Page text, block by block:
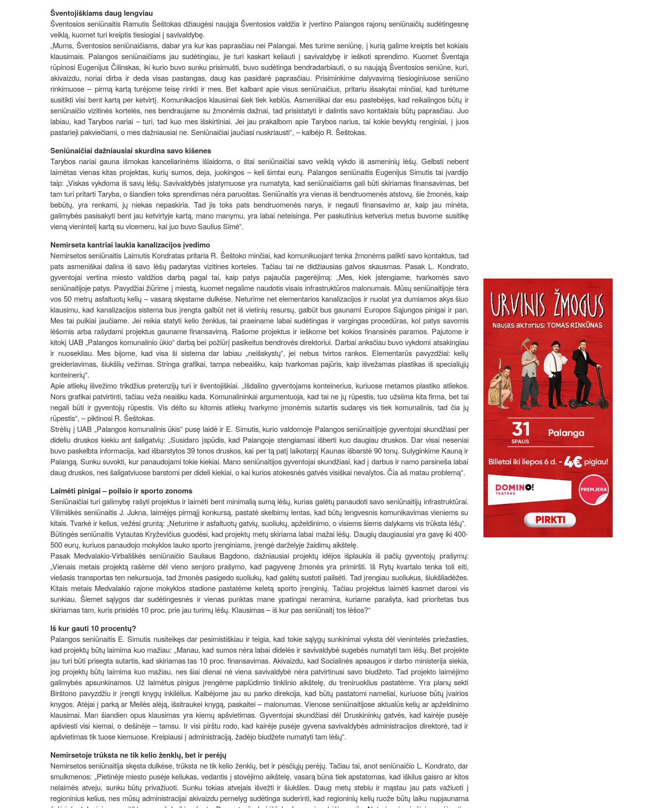
Šventojiškiams daug lengviau
Šventosios seniūnaitis Ramutis Šeštokas džiaugėsi naująja Šventosios valdžia ir įvertino Palangos rajonų seniūnaičių sudėtingesnę
veiklą, kuomet turi kreiptis tiesiogiai į savivaldybę.
„Mums, Šventosios seniūnaičiams, dabar yra kur kas paprasčiau nei Palangai. Mes turime seniūnę, į kurią galime kreiptis bet kokiais
klausimais. Palangos seniūnaičiams jau sudėtingiau, jie turi kaskart keliauti į savivaldybę ir ieškoti sprendimo. Kuomet Šventąja
rūpinosi Eugenijus Čilinskas, iki kurio buvo sunku prisimušti, buvo sudėtinga bendradarbiauti, o su naująją Šventosios seniūne, kuri,
akivaizdu, noriai dirba ir deda visas pastangas, daug kas pasidarė paprasčiau. Prisiminkime dalyvavimą tiesioginiuose seniūno
rinkimuose – pirmą kartą turėjome teisę rinkti ir mes. Bet kalbant apie visus seniūnaičius, pritariu išsakytai minčiai, kad turėtume
susitikti visi bent kartą per ketvirtį. Komunikacijos klausimai šiek tiek keblūs. Asmeniškai dar esu pastebėjęs, kad reikalingos būtų ir
seniūnaičio vizitinės kortelės, nes bendraujame su žmonėmis dažnai, tad prisistatyti ir dalintis savo kontaktais būtų paprasčiau. Juo
labiau, kad Tarybos nariai – turi, tad kuo mes išskirtiniai. Jei jau prakalbom apie Tarybos narius, tai kokie bevyktų renginiai, į juos
pastarieji pakviečiami, o mes dažniausiai ne. Seniūnaičiai jaučiasi nuskriausti“, – kalbėjo R. Šeštokas.
Seniūnaičiai dažniausiai skurdina savo kišenes
Tarybos nariai gauna išmokas kanceliarinėms išlaidoms, o štai seniūnaičiai savo veiklą vykdo iš asmeninių lėšų. Gelbsti nebent
laimėtas vienas kitas projektas, kurių sumos, deja, juokingos – keli šimtai eurų. Palangos seniūnaitis Eugenijus Simutis tai įvardijo
taip: „Viskas vykdoma iš savų lėšų. Savivaldybės įstatymuose yra numatyta, kad seniūnaičiams gali būti skiriamas finansavimas, bet
tam turi pritarti Taryba, o šiandien toks sprendimas nėra paruoštas. Seniūnaitis yra vienas iš bendruomenės atstovų, šie žmonės, kaip
bebūtų, yra renkami, jų niekas nepaskiria. Tad jis toks pats bendruomenės narys, ir negauti finansavimo ar, kaip jau minėta,
galimybės pasisakyti bent jau ketvirtyje kartą, mano manymu, yra labai neteisinga. Per paskutinius ketverius metus buvome susitikę
vieną vienintelį kartą su vicemeru, kai juo buvo Saulius Simė“.
Nemirseta kantriai laukia kanalizacijos įvedimo
Nemirsetos seniūnaitis Laimutis Kondratas pritaria R. Šeštoko minčiai, kad komunikuojant tenka žmonėms palikti savo kontaktus, tad
pats asmeniškai dalina iš savo lėšų padarytas vizitines korteles. Tačiau tai ne didžiausias galvos skausmas. Pasak L. Kondrato,
gyventojai vertina miesto valdžios darbą pagal tai, kaip patys pajaučia pagerėjimą: „Mes, kiek įstengiame, tvarkomės savo
seniūnaitijoje patys. Pavydžiai žiūrime į miestą, kuomet negalime naudotis visais infrastruktūros malonumais. Mūsų seniūnaitijoje tėra
vos 50 metrų asfaltuotų kelių – vasarą skęstame dulkėse. Neturime net elementarios kanalizacijos ir nuolat yra dumiamos akys šiuo
klausimu, kad kanalizacijos sistema bus įrengta galbūt net iš vietinių resursų, galbūt bus gaunami Europos Sąjungos pinigai ir pan.
Mes tai puikiai jaučiame. Jei reikia statyti kelio ženklus, tai praeiname labai sudėtingas ir vargingas procedūras, kol patys savomis
lėšomis arba rašydami projektus gauname finansavimą. Rašome projektus ir ieškome bet kokios finansinės paramos. Pajutome ir
kitokį UAB „Palangos komunalinio ūkio“ darbą bei požiūrį pasikeitus bendrovės direktoriui. Darbai anksčiau buvo vykdomi atsakingiau
ir nuosekliau. Mes bijome, kad visa ši sistema dar labiau „neišskystų“, jei nebus tvirtos rankos. Elementarūs pavyzdžiai: kelių
greideriavimas, šiukšlių vežimas. Stringa grafikai, tampa nebeaišku, kaip tvarkomas pajūris, kaip išvežamas plastikas iš specialiųjų
konteinerių“.
Apie atliekų išvežimo trikdžius pretenzijų turi ir šventojiškiai. „Išdalino gyventojams konteinerius, kuriuose metamos plastiko atliekos.
Nors grafikai patvirtinti, tačiau veža neaišku kada. Komunalininkai argumentuoja, kad tai ne jų rūpestis, tuo užsiima kita firma, bet tai
negali būti ir gyventojų rūpestis. Vis dėlto su kitomis atliekų tvarkymo įmonėmis sutartis sudaręs vis tiek komunalinis, tad čia jų
rūpestis“, – piktinosi R. Šeštokas.
Strėlių į UAB „Palangos komunalinis ūkis“ pusę laidė ir E. Simutis, kurio valdomoje Palangos seniūnaitijoje gyventojai skundžiasi per
dideliu druskos kiekiu ant šaligatvių: „Susidaro įspūdis, kad Palangoje stengiamasi išberti kuo daugiau druskos. Dar visai neseniai
buvo paskelbta informacija, kad išbarstytos 39 tonos druskos, kai per tą patį laikotarpį Kaunas išbarstė 90 tonų. Sulyginkime Kauną ir
Palangą. Sunku suvokti, kur panaudojami tokie kiekiai. Mano seniūnaitijos gyventojai skundžiasi, kad į darbus ir namo parsineša labai
daug druskos, nes šaligatviuose barstomi per dideli kiekiai, o kai kurios atokesnės gatvės visiškai nevalytos. Čia aš matau problemą“.
Laimėti pinigai – poilsio ir sporto zonoms
Seniūnaičiai turi galimybę rašyti projektus ir laimėti bent minimalią sumą lėšų, kurias galėtų panaudoti savo seniūnaitijų infrastruktūrai.
Vilimiškės seniūnaitis J. Jukna, laimėjęs pirmąjį konkursą, pastatė skelbimų lentas, kad būtų lengvesnis komunikavimas vieniems su
kitais. Tvarkė ir kelius, vežėsi gruntą: „Neturime ir asfaltuotų gatvių, suoliukų, apželdinimo, o visiems šiems dalykams vis trūksta lėšų“.
Būtingės seniūnaitis Vytautas Kryževičius guodėsi, kad projektų metų skiriama labai mažai lėšų. Daugių daugiausiai yra gavę iki 400-
500 eurų, kuriuos panaudojo mokyklos lauko sporto įrenginiams, įrengė darželyje žaidimų aikštelę.
Pasak Medvalakio-Virbališkės seniūnaičio Sauliaus Bagdono, dažniausiai projektų idėjos išplaukia iš pačių gyventojų prašymų:
„Vienais metais projektą rašėme dėl vieno senjoro prašymo, kad pagyvenę žmonės yra primiršti. Iš Rytų kvartalo tenka toli eiti,
viešasis transportas ten nekursuoja, tad žmonės pasigedo suoliukų, kad galėtų sustoti pailsėti. Tad įrengiau suoliukus, šiukšliadėžes.
Kitais metais Medvalakio rajone mokyklos stadione pastatėme keletą sporto įrenginių. Tačiau projektus laimėti kasmet darosi vis
sunkiau. Šiemet sąlygos dar sudėtingesnės ir vienas punktas mane ypatingai neramina, kuriame parašyta, kad prioritetas bus
skiriamas tam, kuris prisidės 10 proc. prie jau turimų lėšų. Klausimas – iš kur pas seniūnaitį tos lėšos?“
Iš kur gauti 10 procentų?
Palangos seniūnaitis E. Simutis nusiteikęs dar pesimistiškiau ir teigia, kad tokie sąlygų sunkinimai vyksta dėl vienintelės priežasties,
kad projektų būtų laimima kuo mažiau: „Manau, kad sumos nėra labai didelės ir savivaldybė sugebės numatyti tam lėšų. Bet projekte
jau turi būti prisegta sutartis, kad skiriamas tas 10 proc. finansavimas. Akivaizdu, kad Socialinės apsaugos ir darbo ministerija siekia,
jog projektų būtų laimima kuo mažiau, nes šiai dienai nė viena savivaldybė nėra patvirtinusi savo biudžeto. Tad projekto laimėjimo
galimybės apsunkinamos. Už laimėtus pinigus įrengėme paplūdimio tinklinio aikštelę, du treniruoklius pastatėme. Yra planų sekti
Birštono pavyzdžiu ir įrengti knygų inkilėlius. Kalbėjome jau su parko direkcija, kad būtų pastatomi nameliai, kuriuose būtų įvairios
knygos. Atėjai į parką ar Meilės alėją, išsitraukei knygą, paskaitei – malonumas. Vienose seniūnaitijose aktualūs kelių ar apželdinimo
klausimai. Man šiandien opus klausimas yra kiemų apšvietimas. Gyventojai skundžiasi dėl Druskininkų gatvės, kad kairėje pusėje
apšviesti visi kiemai, o dešinėje – tamsu. Ir visi pirštu rodo, kad kairėje pusėje gyvena savivaldybės administracijos direktorė, tad ir
apšvietimas tik tuose kiemuose. Kreipiausi į administraciją, žadėjo biudžete numatyti tam lėšų“.
Nemirsetoje trūksta ne tik kelio ženklų, bet ir perėjų
Nemirsetos seniūnaitija skęsta dulkėse, trūksta ne tik kelio ženklų, bet ir pėsčiųjų perėjų. Tačiau tai, anot seniūnaičio L. Kondrato, dar
smulkmenos: „Pietinėje miesto pusėje keliukas, vedantis į stovėjimo aikštelę, vasarą būna tiek apstatomas, kad iškilus gaisro ar kitos
nelaimės atveju, sunku būtų privažiuoti. Sunku tokias atvejais išvežti ir šiukšles. Daug metų stebiu ir mąstau jau pats važiuoti į
regioninius kelius, nes mūsų administracijai akivaizdu pernelyg sudėtinga suderinti, kad regioninių kelių ruože būtų laiku nupjaunama